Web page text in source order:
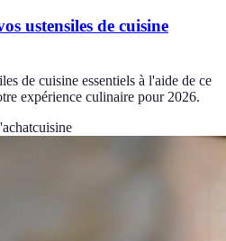
ustensiles de cuisine
de cuisine essentiels à l'aide de ce
expérience culinaire pour 2026.
cuisine